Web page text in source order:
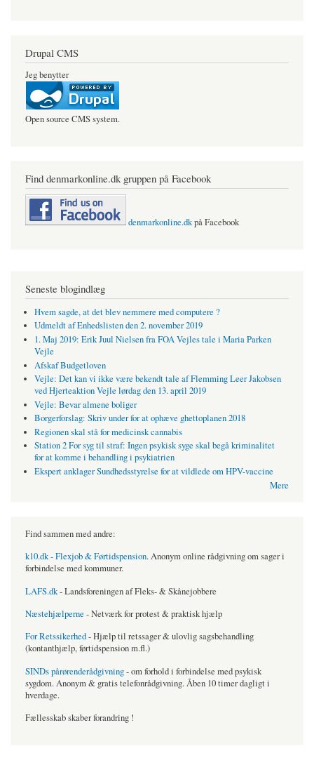
Drupal CMS
Jeg benytter
Open source CMS system.
Find denmarkonline.dk gruppen på Facebook
denmarkonline.dkpå Facebook
Seneste blogindlæg
Hvem sagde, at det blev nemmere med computere ?
Udmeldt af Enhedslisten den 2. november 2019
1. Maj 2019: Erik Juul Nielsen fra FOA Vejles tale i Maria Parken
Vejle
Afskaf Budgetloven
Vejle: Det kan vi ikke være bekendt tale af Flemming Leer Jakobsen
ved Hjerteaktion Vejle lørdag den 13. april 2019
Vejle: Bevar almene boliger
Borgerforslag: Skriv under for at ophæve ghettoplanen 2018
Regionen skal stå for medicinsk cannabis
Station 2 For syg til straf: Ingen psykisk syge skal begå kriminalitet
for at komme i behandling i psykiatrien
Ekspert anklager Sundhedsstyrelse for at vildlede om HPV-vaccine
Mere
Find sammen med andre:
k10.dk - Flexjob & Førtidspension. Anonym online rådgivning om sager i
forbindelse med kommuner.
LAFS.dk- Landsforeningen af Fleks- & Skånejobbere
Næstehjælperne - Netværk for protest & praktisk hjælp
For Retssikerhed- Hjælp til retssager & ulovlig sagsbehandling
(kontanthjælp, førtidspension m.fl.)
SINDs pårørenderådgivning- om forhold i forbindelse med psykisk
sygdom. Anonym & gratis telefonrådgivning. Åben 10 timer dagligt i
hverdage.
Fællesskab skaber forandring !